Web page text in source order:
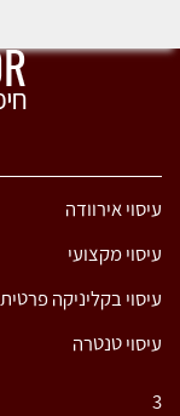
עיסוי אירוודה
עיסוי מקצועי
עיסוי בקליניקה פרטית
עיסוי טנטרה
3